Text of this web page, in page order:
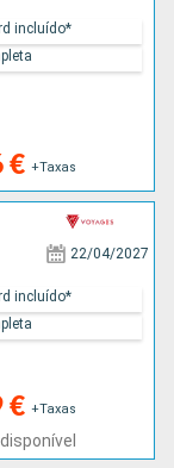
€ +Taxas
incluído*
22/04/2027
€ +Taxas
incluído*